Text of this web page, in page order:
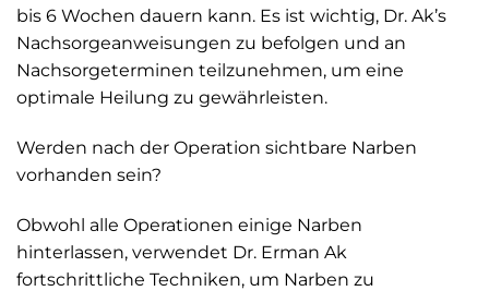
bis 6 Wochen dauern kann. Es ist wichtig, Dr. Ak’s
Nachsorgeanweisungen zu befolgen und an
Nachsorgeterminen teilzunehmen, um eine
optimale Heilung zu gewährleisten.
Werden nach der Operation sichtbare Narben
vorhanden sein?
Obwohl alle Operationen einige Narben
hinterlassen, verwendet Dr. Erman Ak
fortschrittliche Techniken, um Narben zu